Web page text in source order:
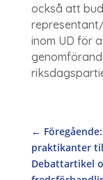
också att
inom UD för
←
praktikanter
Debattartikel